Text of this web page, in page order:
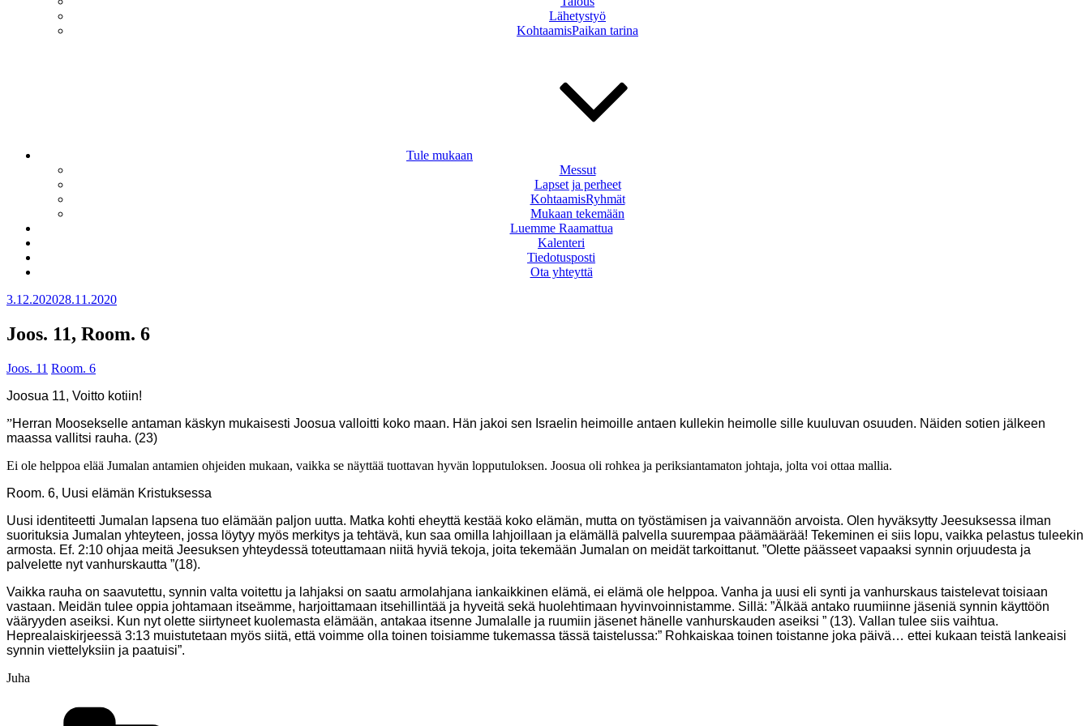
Lähetystyö
KohtaamisPaikan tarina
Tule mukaan
Messut
Lapset ja perheet
KohtaamisRyhmät
Mukaan tekemään
Luemme Raamattua
Kalenteri
Tiedotusposti
Ota yhteyttä
Julkaistu
3.12.202028.11.2020
Joos. 11, Room. 6
Joos. 11 Room. 6
Joosua 11, Voitto kotiin!
”Herran Moosekselle antaman käskyn mukaisesti Joosua valloitti koko maan. Hän jakoi sen Israelin heimoille antaen kullekin heimolle sille kuuluvan osuuden. Näiden sotien jälkeen
maassa vallitsi rauha. (23)
Ei ole helppoa elää Jumalan antamien ohjeiden mukaan, vaikka se näyttää tuottavan hyvän lopputuloksen. Joosua oli rohkea ja periksiantamaton johtaja, jolta voi ottaa mallia.
Room. 6, Uusi elämän Kristuksessa
Uusi identiteetti Jumalan lapsena tuo elämään paljon uutta. Matka kohti eheyttä kestää koko elämän, mutta on työstämisen ja vaivannäön arvoista. Olen hyväksytty Jeesuksessa ilman
suorituksia Jumalan yhteyteen, jossa löytyy myös merkitys ja tehtävä, kun saa omilla lahjoillaan ja elämällä palvella suurempaa päämäärää! Tekeminen ei siis lopu, vaikka pelastus tuleekin
armosta. Ef. 2:10 ohjaa meitä Jeesuksen yhteydessä toteuttamaan niitä hyviä tekoja, joita tekemään Jumalan on meidät tarkoittanut. ”Olette päässeet vapaaksi synnin orjuudesta ja
palvelette nyt vanhurskautta ”(18).
Vaikka rauha on saavutettu, synnin valta voitettu ja lahjaksi on saatu armolahjana iankaikkinen elämä, ei elämä ole helppoa. Vanha ja uusi eli synti ja vanhurskaus taistelevat toisiaan
vastaan. Meidän tulee oppia johtamaan itseämme, harjoittamaan itsehillintää ja hyveitä sekä huolehtimaan hyvinvoinnistamme. Sillä: ”Älkää antako ruumiinne jäseniä synnin käyttöön
vääryyden aseiksi. Kun nyt olette siirtyneet kuolemasta elämään, antakaa itsenne Jumalalle ja ruumiin jäsenet hänelle vanhurskauden aseiksi ” (13). Vallan tulee siis vaihtua.
Heprealaiskirjeessä 3:13 muistutetaan myös siitä, että voimme olla toinen toisiamme tukemassa tässä taistelussa:” Rohkaiskaa toinen toistanne joka päivä… ettei kukaan teistä lankeaisi
synnin viettelyksiin ja paatuisi”.
Juha